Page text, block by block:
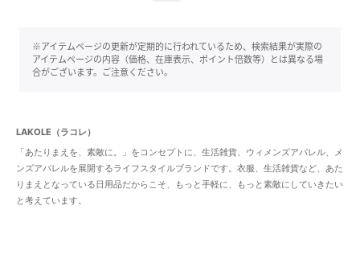
※アイテムページの更新が定期的に行われているため、検索結果が実際の
アイテムページの内容（価格、在庫表示、ポイント倍数等）とは異なる場
合がございます。ご注意ください。
LAKOLE（ラコレ）
「あたりまえを、素敵に。」をコンセプトに、生活雑貨、ウィメンズアパレル、メ
ンズアパレルを展開するライフスタイルブランドです。衣服、生活雑貨など、あた
りまえとなっている日用品だからこそ、もっと手軽に、もっと素敵にしていきたい
と考えています。